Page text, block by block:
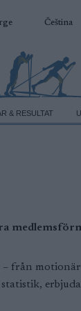
Čeština
& RESULTAT
från